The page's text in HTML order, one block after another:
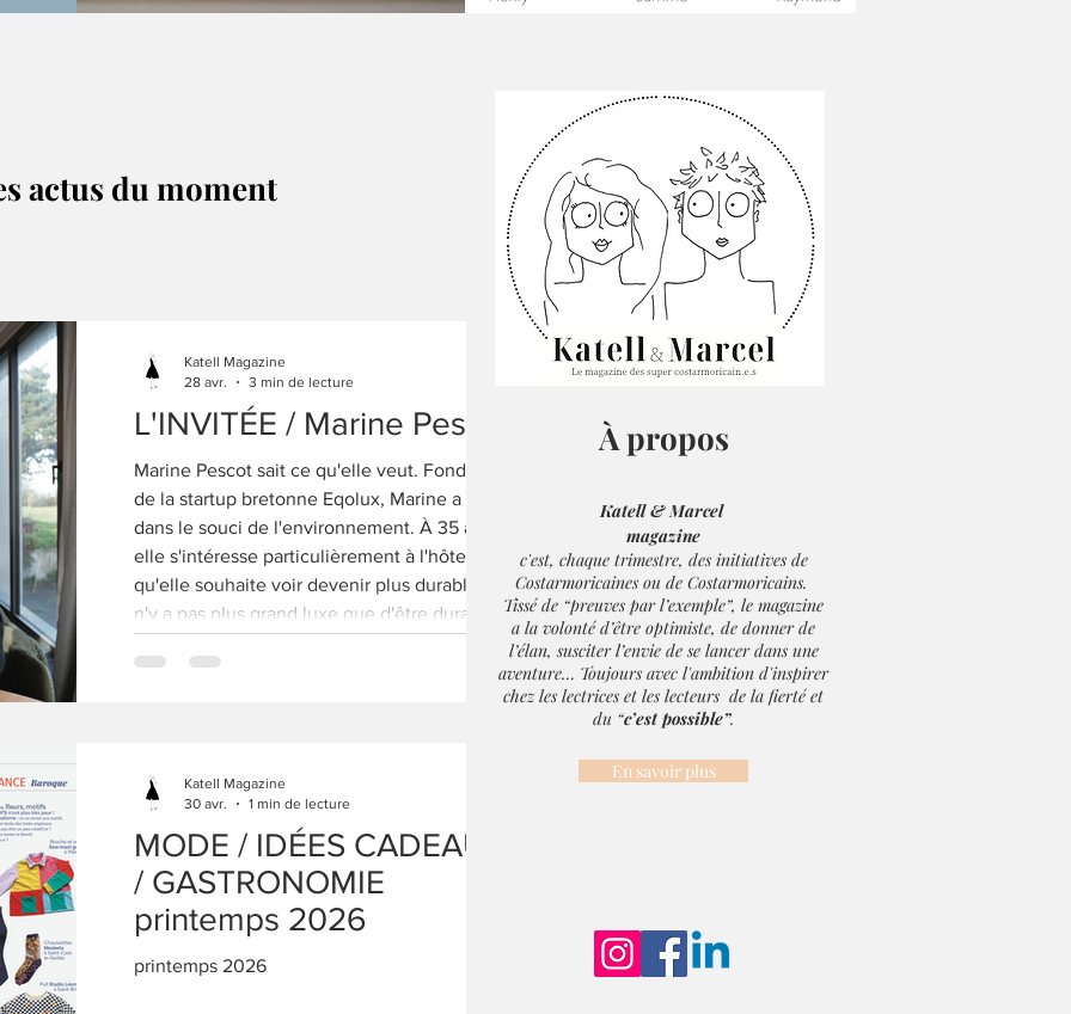
actus du moment
L'INVITÉE / Marine Pescot
Marine Pescot sait ce qu'elle veut. Fondatrice
de la startup bretonne Eqolux, Marine a grandi
dans le souci de l'environnement. À 35 ans,
elle s'intéresse particulièrement à l'hôtellerie
qu'elle souhaite voir devenir plus durable. « Il
n'y a pas plus grand luxe que d'être durable. »
soleil, le surf et l'aventure. Et quelle plus
Katell Magazine
28 avr.
3 min de lecture
MODE / IDÉES CADEAUX
/ GASTRONOMIE
printemps 2026
printemps 2026
Katell Magazine
30 avr.
1 min de lecture
À propos
Katell & Marcel
magazine
c'est, chaque trimestre, des initiatives de
Costarmoricaines ou de Costarmoricains.
Tissé de “preuves par l’exemple”, le magazine
a la volonté d’être optimiste, de donner de
l’élan, susciter l’envie de se lancer dans une
aventure… Toujours avec l'ambition d'inspirer
chez les lectrices et les lecteurs de la fiertéet
du “c’est possible”.
En savoir plus